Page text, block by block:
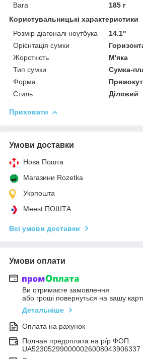
Вага
185 г
Користувальницькі характеристики
Розмір діагоналі ноутбука
14.1"
Орієнтація сумки
Жорсткість
М'яка
Тип сумки
Сумка-
Форма
Стиль
Діловий
Приховати
Умови доставки
Нова Пошта
Магазини Rozetka
Укрпошта
Meest ПОШТА
Всі умови доставки
Умови оплати
Ви отримаєте замовлення
або гроші повернуться на вашу
Детальніше
Оплата на рахунок
Полная предоплата на р/р ФОП:
UA523052990000026008043906337